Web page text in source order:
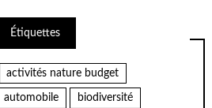
Étiquettes
activités nature budget
automobile biodiversité